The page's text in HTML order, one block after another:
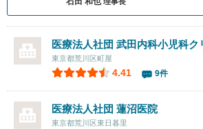
医療法人社団 武田内科小児科ク
東京都荒川区町屋
4.41 9件
医療法人社団 蓮沼医院
東京都荒川区東日暮里